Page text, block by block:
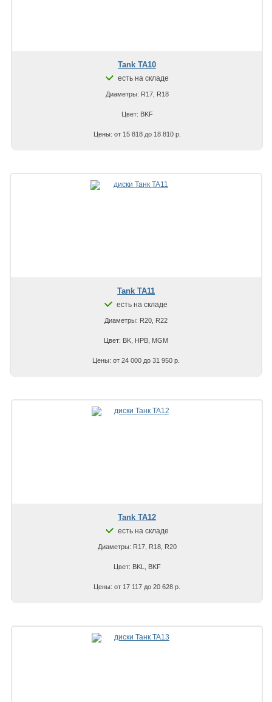
Tank TA10
есть на складе
Диаметры: R17, R18
Цвет: BKF
Цены: от 15 818 до 18 810 р.
Tank TA11
есть на складе
Диаметры: R20, R22
Цвет: BK, HPB, MGM
Цены: от 24 000 до 31 950 р.
Tank TA12
есть на складе
Диаметры: R17, R18, R20
Цвет: BKL, BKF
Цены: от 17 117 до 20 628 р.